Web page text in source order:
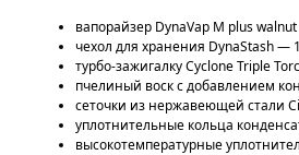
вапорайзер DynaVap M plus
чехол для хранения DynaStash —
турбо-зажигалку Cyclone Triple
пчелиный воск с добавлением
сеточки из нержавеющей стали
уплотнительные кольца
высокотемпературные